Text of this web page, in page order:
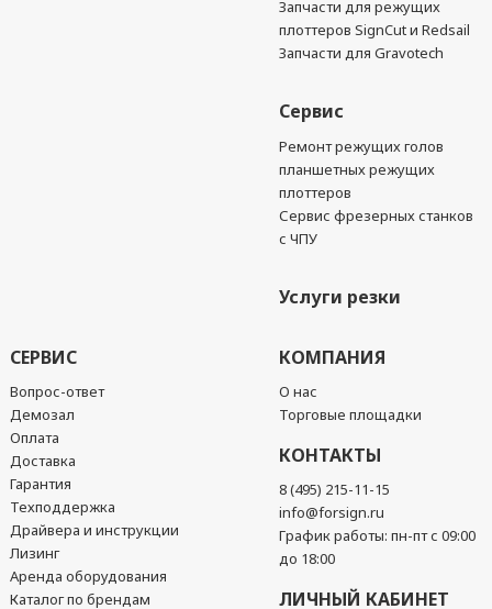
Запчасти для режущих
плоттеров SignCut и Redsail
Запчасти для Gravotech
Сервис
Ремонт режущих голов
планшетных режущих
плоттеров
Сервис фрезерных станков
с ЧПУ
Услуги резки
СЕРВИС
Вопрос-ответ
Демозал
Оплата
Доставка
Гарантия
Техподдержка
Драйвера и инструкции
Лизинг
Аренда оборудования
Каталог по брендам
КОМПАНИЯ
О нас
Торговые площадки
КОНТАКТЫ
8 (495) 215-11-15
info@forsign.ru
График работы: пн-пт с 09:00
до 18:00
ЛИЧНЫЙ КАБИНЕТ